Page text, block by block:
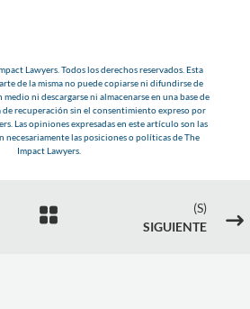
Lawyers. Todos los derechos reservados. Esta
de la misma no puede copiarse ni difundirse de
ni descargarse ni almacenarse en una base de
recuperación sin el consentimiento expreso por
Las opiniones expresadas en este artículo son las
necesariamente las posiciones o políticas de The
Impact Lawyers.

(S)
SIGUIENTE
$